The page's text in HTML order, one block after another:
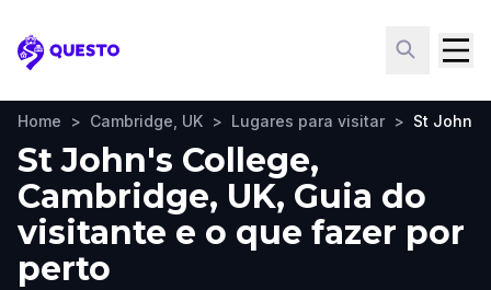
Questo
Home > Cambridge, UK > Lugares para visitar > St John's
St John's College,
Cambridge, UK, Guia do
visitante e o que fazer por
perto